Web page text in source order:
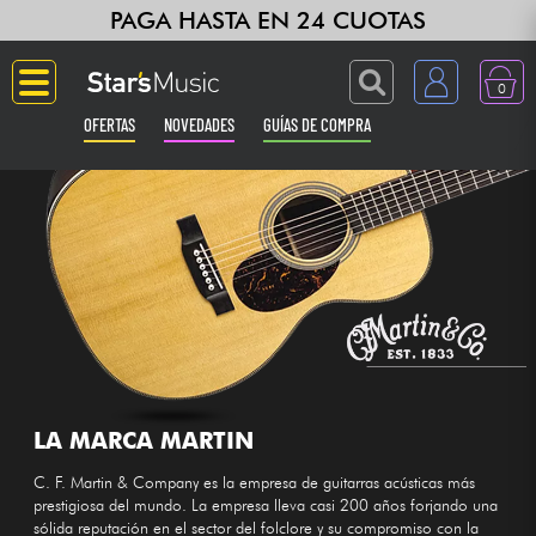
PAGA HASTA EN 24 CUOTAS
0
OFERTAS NOVEDADES GUÍAS DE COMPRA
Langue
Guitarras & Bajos
Ampli & Efectos
Pianos
Sintetizadores & samplers
Grabación
LA MARCA MARTIN
C. F. Martin & Company es la empresa de guitarras acústicas más
prestigiosa del mundo. La empresa lleva casi 200 años forjando una
sólida reputación en el sector del folclore y su compromiso con la